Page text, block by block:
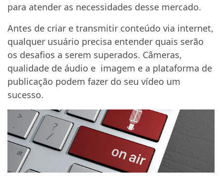
para atender as necessidades desse mercado.
Antes de criar e transmitir conteúdo via internet,
qualquer usuário precisa entender quais serão
os desafios a serem superados. Câmeras,
qualidade de áudio e imagem e a plataforma de
publicação podem fazer do seu vídeo um
sucesso.